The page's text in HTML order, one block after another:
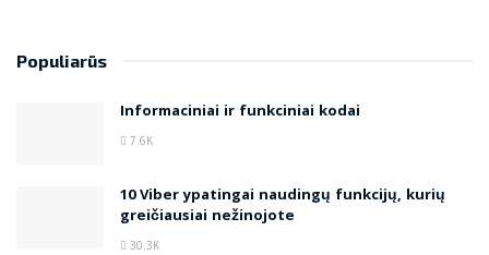
Populiarūs
Informaciniai ir funkciniai kodai
7.6K
10 Viber ypatingai naudingų funkcijų, kurių
greičiausiai nežinojote
30.3K